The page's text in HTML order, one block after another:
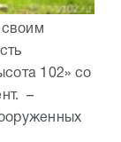
102» со
–